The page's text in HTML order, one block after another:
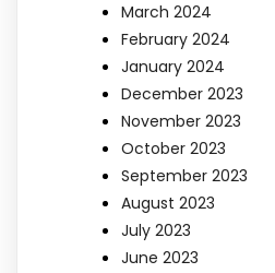
March 2024
February 2024
January 2024
December 2023
November 2023
October 2023
September 2023
August 2023
July 2023
June 2023